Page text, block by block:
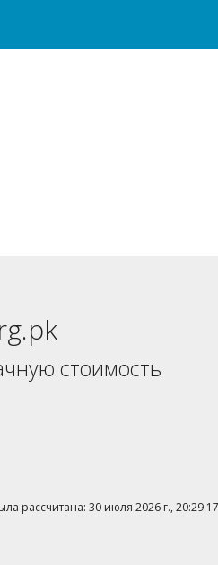
стоимость
рассчитана: 30 июля 2026 г.,